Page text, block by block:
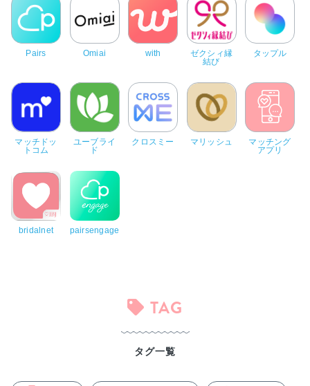
Pairs Omiai with
ゼクシィ縁
結び
タップル
マッチドッ
トコム
ユーブライ
ド
クロスミー マリッシュ
マッチング
アプリ
bridalnet pairsengage
TAG
タグ一覧